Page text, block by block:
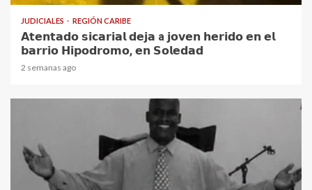
JUDICIALES REGIÓN CARIBE
𝗔𝘁𝗲𝗻𝘁𝗮𝗱𝗼 𝘀𝗶𝗰𝗮𝗿𝗶𝗮𝗹 𝗱𝗲𝗷𝗮 a 𝗷𝗼𝘃𝗲𝗻 𝗵𝗲𝗿𝗶𝗱𝗼 𝗲𝗻 𝗲𝗹
𝗯𝗮𝗿𝗿𝗶𝗼 𝗛𝗶𝗽𝗼𝗱𝗿𝗼𝗺𝗼, 𝗲𝗻 𝗦𝗼𝗹𝗲𝗱𝗮𝗱
2 semanas ago